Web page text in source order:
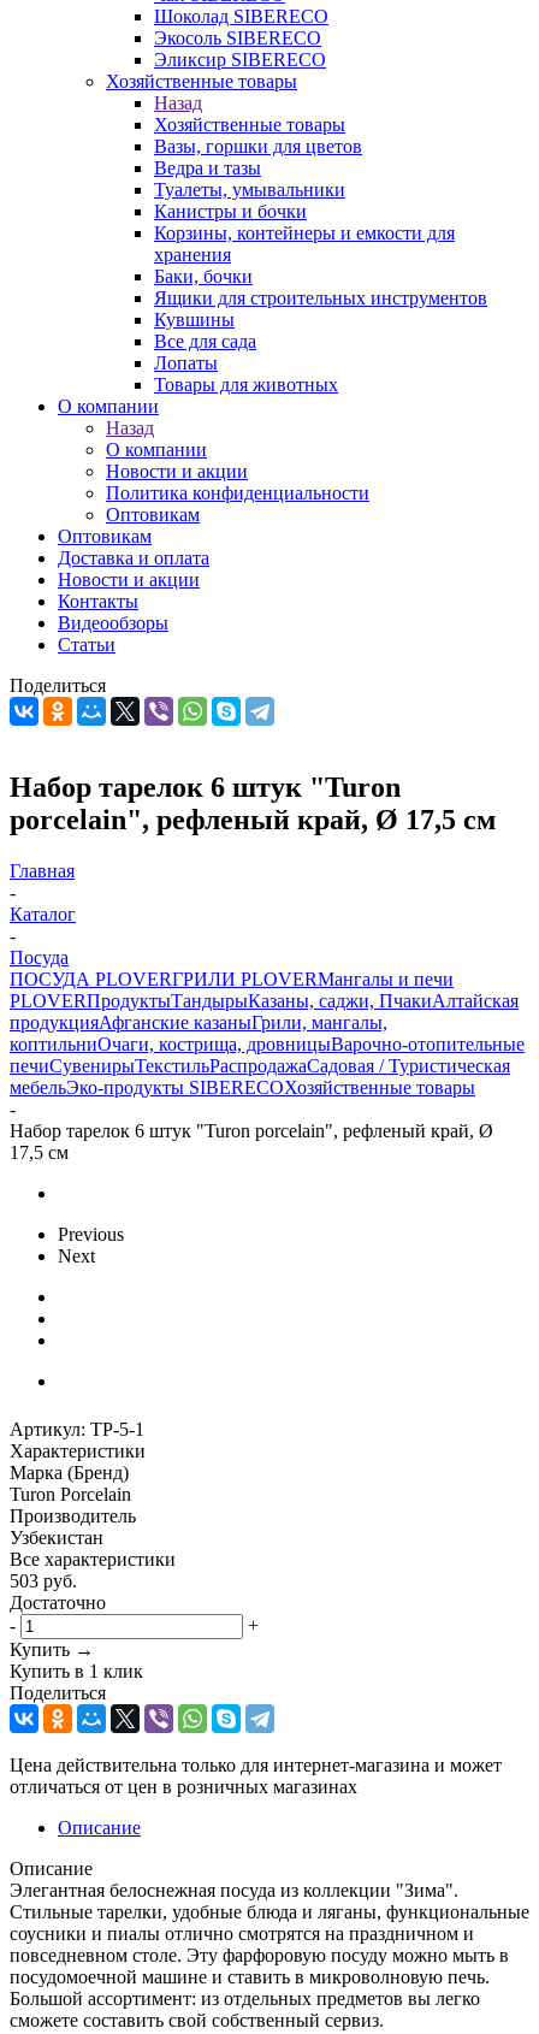
Шоколад SIBERECO
Экосоль SIBERECO
Эликсир SIBERECO
Хозяйственные товары
Назад
Хозяйственные товары
Вазы, горшки для цветов
Ведра и тазы
Туалеты, умывальники
Канистры и бочки
Корзины, контейнеры и емкости для
хранения
Баки, бочки
Ящики для строительных инструментов
Кувшины
Все для сада
Лопаты
Товары для животных
О компании
Назад
О компании
Новости и акции
Политика конфиденциальности
Оптовикам
Оптовикам
Доставка и оплата
Новости и акции
Контакты
Видеообзоры
Статьи
Поделиться
Набор тарелок 6 штук "Turon
porcelain", рефленый край, Ø 17,5 см
Главная
-
Каталог
-
Посуда
ПОСУДА PLOVERГРИЛИ PLOVERМангалы и печи
PLOVERПродуктыТандырыКазаны, саджи, ПчакиАлтайская
продукцияАфганские казаныГрили, мангалы,
коптильниОчаги, кострища, дровницыВарочно-отопительные
печиСувенирыТекстильРаспродажаСадовая / Туристическая
мебельЭко-продукты SIBERECOХозяйственные товары
-
Набор тарелок 6 штук "Turon porcelain", рефленый край, Ø
17,5 см
Previous
Next
Артикул: TP-5-1
Характеристики
Марка (Бренд)
Turon Porcelain
Производитель
Узбекистан
Все характеристики
503 руб.
Достаточно
-
+
Купить →
Купить в 1 клик
Поделиться
Цена действительна только для интернет-магазина и может
отличаться от цен в розничных магазинах
Описание
Описание
Элегантная белоснежная посуда из коллекции "Зима".
Стильные тарелки, удобные блюда и ляганы, функциональные
соусники и пиалы отлично смотрятся на праздничном и
повседневном столе. Эту фарфоровую посуду можно мыть в
посудомоечной машине и ставить в микроволновую печь.
Большой ассортимент: из отдельных предметов вы легко
сможете составить свой собственный сервиз.